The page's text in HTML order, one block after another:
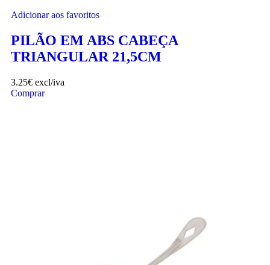
Adicionar aos favoritos
PILÃO EM ABS CABEÇA
TRIANGULAR 21,5CM
3.25€ excl/iva
Comprar